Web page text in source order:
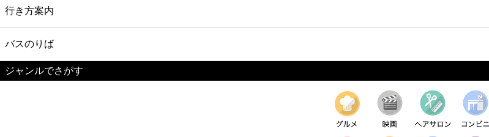
行き方案内
バスのりば
ジャンルでさがす